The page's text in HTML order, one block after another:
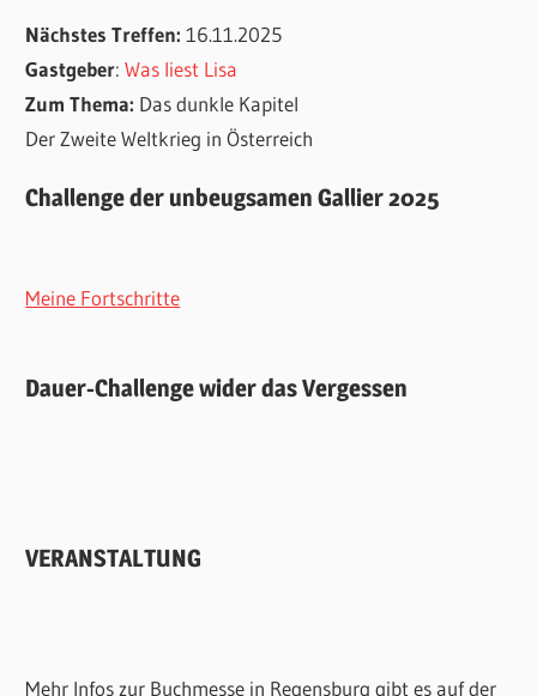
Nächstes Treffen:16.11.2025
Gastgeber:Was liest Lisa
Zum Thema: Das dunkle Kapitel
Der Zweite Weltkrieg in Österreich
Challenge der unbeugsamen Gallier 2025
Meine Fortschritte
Dauer-Challenge wider das Vergessen
VERANSTALTUNG
Mehr Infos zur Buchmesse in Regensburg gibt es auf der